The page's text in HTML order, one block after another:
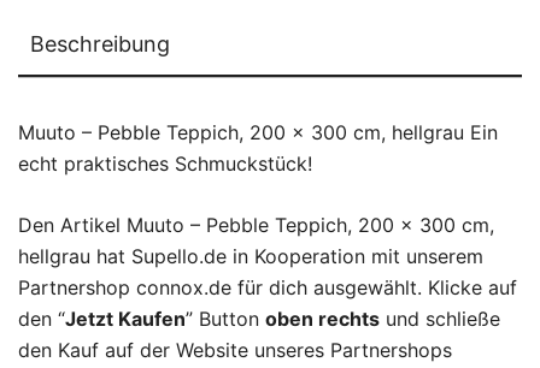
Beschreibung
Muuto – Pebble Teppich, 200 x 300 cm, hellgrau Ein
echt praktisches Schmuckstück!
Den Artikel Muuto – Pebble Teppich, 200 x 300 cm,
hellgrau hat Supello.de in Kooperation mit unserem
Partnershop connox.de für dich ausgewählt. Klicke auf
den “Jetzt Kaufen” Button oben rechts und schließe
den Kauf auf der Website unseres Partnershops